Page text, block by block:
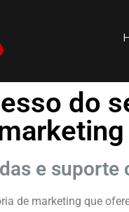
do
e
de marketing que